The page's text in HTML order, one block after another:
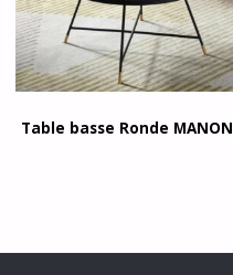
Table basse Ronde MANON